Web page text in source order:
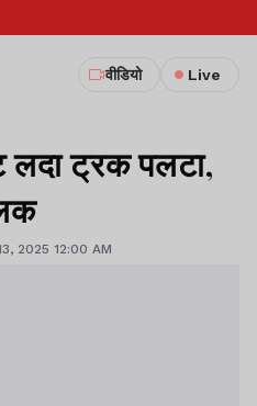
वीडियो Live
लदा ट्रक पलटा,
2025 12:00 AM